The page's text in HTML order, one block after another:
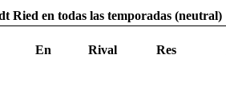
Ried en todas las temporadas (neutral)
En Rival Res